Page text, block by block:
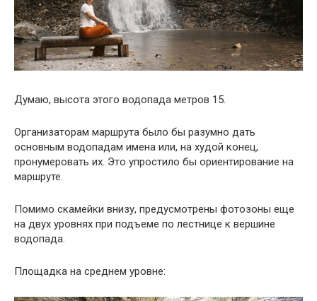
Думаю, высота этого водопада метров 15.
Организаторам маршрута было бы разумно дать
основным водопадам имена или, на худой конец,
пронумеровать их. Это упростило бы ориентирование на
маршруте.
Помимо скамейки внизу, предусмотрены фотозоны еще
на двух уровнях при подъеме по лестнице к вершине
водопада.
Площадка на среднем уровне: